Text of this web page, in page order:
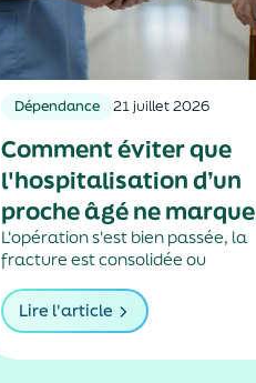
Dépendance 21 juillet 2026
Comment éviter que
l'hospitalisation d’un
proche âgé ne marque
le début d'une perte
d'autonomie ?
L'opération s'est bien passée, la
fracture est consolidée ou
retour à domicile, rien n'est tout à
fait comme avant. Difficultés à
Lire l'article